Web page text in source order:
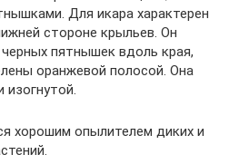
Для икара характерен
стороне крыльев. Он
пятнышек вдоль края,
оранжевой полосой. Она
хорошим опылителем диких и